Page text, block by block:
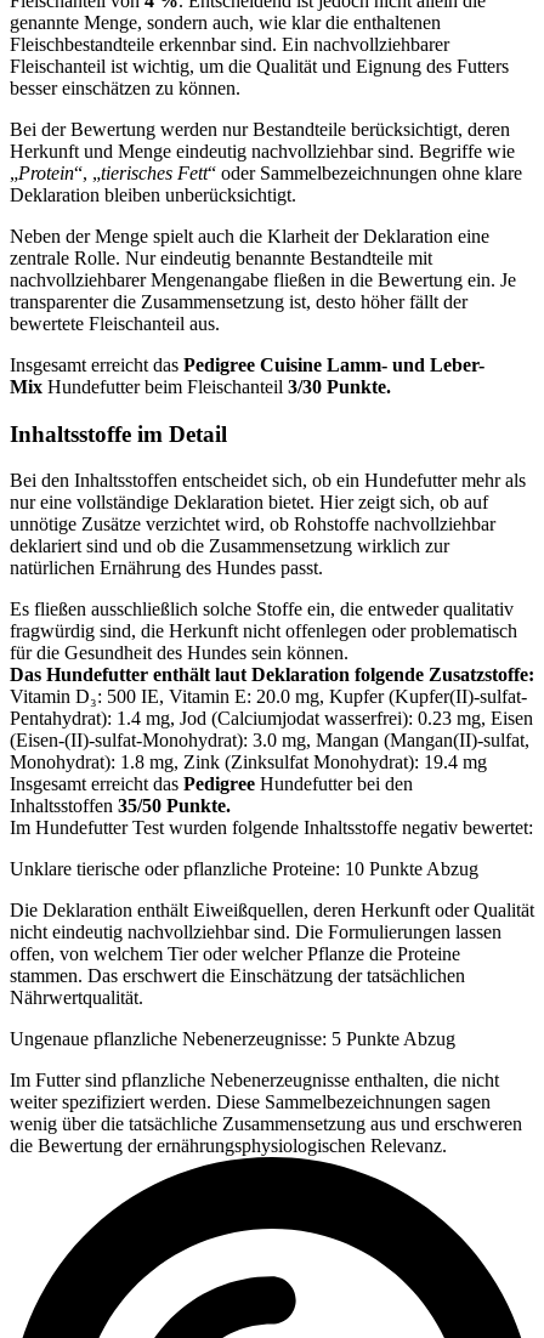
genannte Menge, sondern auch, wie klar die enthaltenen
Fleischbestandteile erkennbar sind. Ein nachvollziehbarer
Fleischanteil ist wichtig, um die Qualität und Eignung des Futters
besser einschätzen zu können.
Bei der Bewertung werden nur Bestandteile berücksichtigt, deren
Herkunft und Menge eindeutig nachvollziehbar sind. Begriffe wie
„Protein“, „tierisches Fett“ oder Sammelbezeichnungen ohne klare
Deklaration bleiben unberücksichtigt.
Neben der Menge spielt auch die Klarheit der Deklaration eine
zentrale Rolle. Nur eindeutig benannte Bestandteile mit
nachvollziehbarer Mengenangabe fließen in die Bewertung ein. Je
transparenter die Zusammensetzung ist, desto höher fällt der
bewertete Fleischanteil aus.
Insgesamt erreicht das Pedigree Cuisine Lamm- und Leber-
Mix Hundefutter beim Fleischanteil 3/30 Punkte.
Inhaltsstoffe im Detail
Bei den Inhaltsstoffen entscheidet sich, ob ein Hundefutter mehr als
nur eine vollständige Deklaration bietet. Hier zeigt sich, ob auf
unnötige Zusätze verzichtet wird, ob Rohstoffe nachvollziehbar
deklariert sind und ob die Zusammensetzung wirklich zur
natürlichen Ernährung des Hundes passt.
Es fließen ausschließlich solche Stoffe ein, die entweder qualitativ
fragwürdig sind, die Herkunft nicht offenlegen oder problematisch
für die Gesundheit des Hundes sein können.
Das Hundefutter enthält laut Deklaration folgende Zusatzstoffe:
Vitamin D₃: 500 IE, Vitamin E: 20.0 mg, Kupfer (Kupfer(II)-sulfat-
Pentahydrat): 1.4 mg, Jod (Calciumjodat wasserfrei): 0.23 mg, Eisen
(Eisen-(II)-sulfat-Monohydrat): 3.0 mg, Mangan (Mangan(II)-sulfat,
Monohydrat): 1.8 mg, Zink (Zinksulfat Monohydrat): 19.4 mg
Insgesamt erreicht das Pedigree Hundefutter bei den
Inhaltsstoffen 35/50 Punkte.
Im Hundefutter Test wurden folgende Inhaltsstoffe negativ bewertet:
Unklare tierische oder pflanzliche Proteine: 10 Punkte Abzug
Die Deklaration enthält Eiweißquellen, deren Herkunft oder Qualität
nicht eindeutig nachvollziehbar sind. Die Formulierungen lassen
offen, von welchem Tier oder welcher Pflanze die Proteine
stammen. Das erschwert die Einschätzung der tatsächlichen
Nährwertqualität.
Ungenaue pflanzliche Nebenerzeugnisse: 5 Punkte Abzug
Im Futter sind pflanzliche Nebenerzeugnisse enthalten, die nicht
weiter spezifiziert werden. Diese Sammelbezeichnungen sagen
wenig über die tatsächliche Zusammensetzung aus und erschweren
die Bewertung der ernährungsphysiologischen Relevanz.